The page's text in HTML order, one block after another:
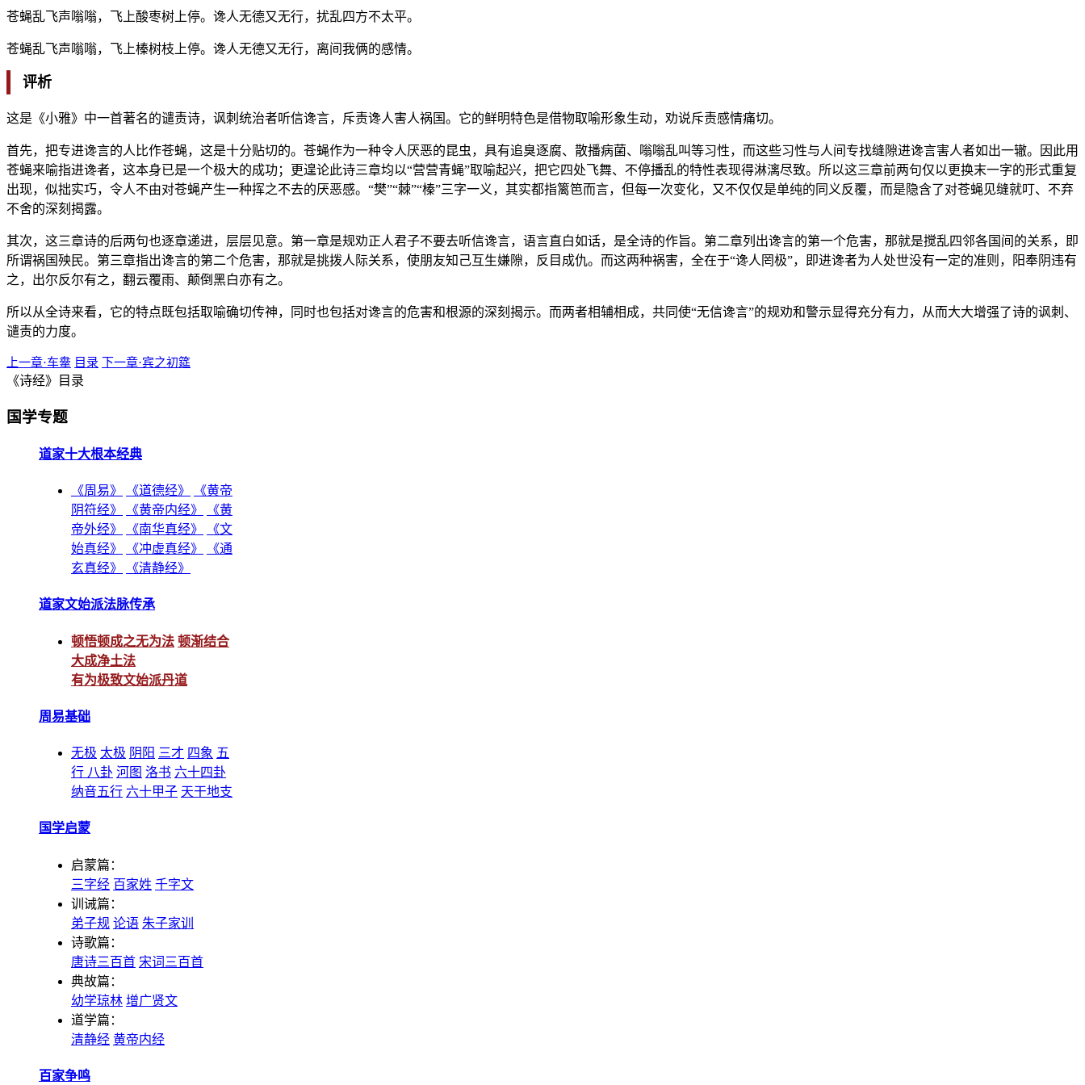
苍蝇乱飞声嗡嗡，飞上酸枣树上停。谗人无德又无行，扰乱四方不太平。
苍蝇乱飞声嗡嗡，飞上榛树枝上停。谗人无德又无行，离间我俩的感情。
评析
这是《小雅》中一首著名的谴责诗，讽刺统治者听信谗言，斥责谗人害人祸国。它的鲜明特色是借物取喻形象生动，劝说斥责感情痛切。
首先，把专进谗言的人比作苍蝇，这是十分贴切的。苍蝇作为一种令人厌恶的昆虫，具有追臭逐腐、散播病菌、嗡嗡乱叫等习性，而这些习性与人间专找缝隙进谗言害人者如出一辙。因此用
苍蝇来喻指进谗者，这本身已是一个极大的成功；更遑论此诗三章均以“营营青蝇”取喻起兴，把它四处飞舞、不停播乱的特性表现得淋漓尽致。所以这三章前两句仅以更换末一字的形式重复
出现，似拙实巧，令人不由对苍蝇产生一种挥之不去的厌恶感。“樊”“棘”“榛”三字一义，其实都指篱笆而言，但每一次变化，又不仅仅是单纯的同义反覆，而是隐含了对苍蝇见缝就叮、不弃
不舍的深刻揭露。
其次，这三章诗的后两句也逐章递进，层层见意。第一章是规劝正人君子不要去听信谗言，语言直白如话，是全诗的作旨。第二章列出谗言的第一个危害，那就是搅乱四邻各国间的关系，即
所谓祸国殃民。第三章指出谗言的第二个危害，那就是挑拨人际关系，使朋友知己互生嫌隙，反目成仇。而这两种祸害，全在于“谗人罔极”，即进谗者为人处世没有一定的准则，阳奉阴违有
之，出尔反尔有之，翻云覆雨、颠倒黑白亦有之。
所以从全诗来看，它的特点既包括取喻确切传神，同时也包括对谗言的危害和根源的深刻揭示。而两者相辅相成，共同使“无信谗言”的规劝和警示显得充分有力，从而大大增强了诗的讽刺、
谴责的力度。
上一章·车舝 目录 下一章·宾之初筵
《诗经》目录
国学专题
道家十大根本经典
《周易》 《道德经》
《黄帝
阴符经》
《黄帝内经》
《黄
帝外经》
《南华真经》
《文
始真经》
《冲虚真经》
《通
玄真经》
《清静经》
道家文始派法脉传承
顿悟顿成之无为法 顿渐结合
大成净土法
有为极致文始派丹道
周易基础
无极 太极 阴阳 三才 四象 五
行 八卦 河图 洛书 六十四卦
纳音五行 六十甲子 天干地支
国学启蒙
启蒙篇：
三字经 百家姓 千字文
训诫篇：
弟子规 论语 朱子家训
诗歌篇：
唐诗三百首 宋词三百首
典故篇：
幼学琼林 增广贤文
道学篇：
清静经 黄帝内经
百家争鸣